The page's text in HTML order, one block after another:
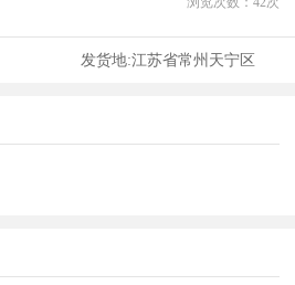
发货地:江苏省常州天宁区